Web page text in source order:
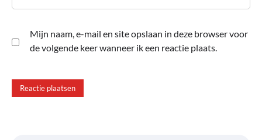
Mijn naam, e-mail en site opslaan in deze browser voor
de volgende keer wanneer ik een reactie plaats.